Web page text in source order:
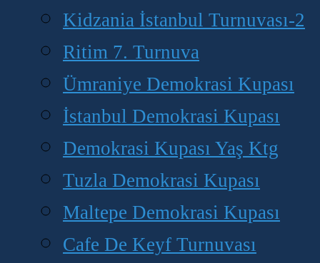
Kidzania İstanbul Turnuvası-2
Ritim 7. Turnuva
Ümraniye Demokrasi Kupası
İstanbul Demokrasi Kupası
Demokrasi Kupası Yaş Ktg
Tuzla Demokrasi Kupası
Maltepe Demokrasi Kupası
Cafe De Keyf Turnuvası